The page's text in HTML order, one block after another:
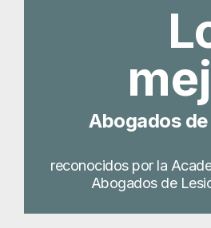
Abogados
reconocidos por la
Abogados de